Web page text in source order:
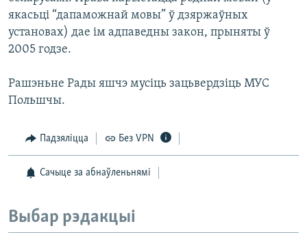
якасьці “дапаможнай мовы” ў дзяржаўных
установах) дае ім адпаведны закон, прыняты ў
2005 годзе.
Рашэньне Рады яшчэ мусіць зацьвердзіць МУС
Польшчы.
Падзяліцца Без VPN
Сачыце за абнаўленьнямі
Выбар рэдакцыі